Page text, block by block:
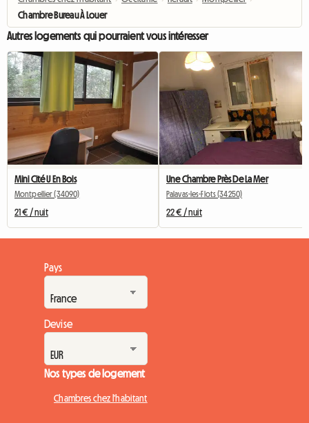
Chambre Bureau À Louer
Autres logements qui pourraient vous intéresser
Mini Cité U En Bois
Montpellier (34090)
21 € / nuit
Une Chambre Près De La Mer
Palavas-les-Flots (34250)
22 € / nuit
Pays
Devise
Nos types de logement
Chambres chez l'habitant